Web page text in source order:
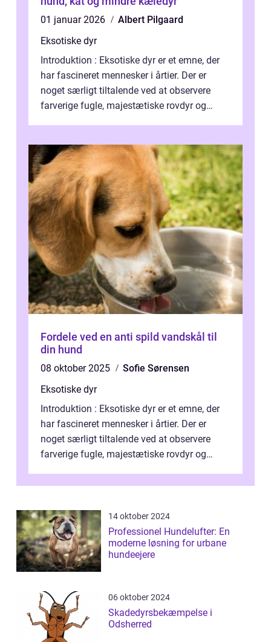
01 januar 2026
Albert Pilgaard
Eksotiske dyr
Introduktion : Eksotiske dyr er et emne, der
har fascineret mennesker i årtier. Der er
noget særligt tiltalende ved at observere
farverige fugle, majestætiske rovdyr og
Fordele ved en anti spild vandskål til
din hund
08 oktober 2025
Sofie Sørensen
Eksotiske dyr
Introduktion : Eksotiske dyr er et emne, der
har fascineret mennesker i årtier. Der er
noget særligt tiltalende ved at observere
farverige fugle, majestætiske rovdyr og
14 oktober 2024
Professionel Hundelufter: En
moderne løsning for urbane
hundeejere
06 oktober 2024
Skadedyrsbekæmpelse i
Odsherred